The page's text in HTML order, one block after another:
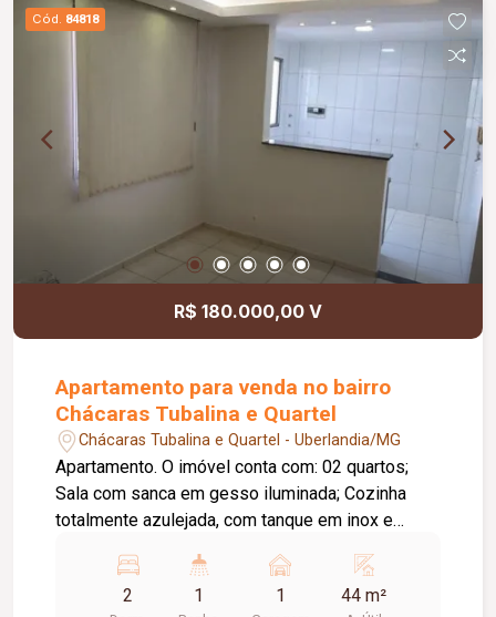
Cód. 84818
R$ 180.000,00 V
Apartamento para venda no bairro
Chácaras Tubalina e Quartel
Chácaras Tubalina e Quartel - Uberlandia/MG
Apartamento. O imóvel conta com: 02 quartos;
Sala com sanca em gesso iluminada; Cozinha
totalmente azulejada, com tanque em inox e
com box e revestimento em azulejo; Persianas
nos quartos e na sala; Garagem coberta; O
2 1 1 44 m²